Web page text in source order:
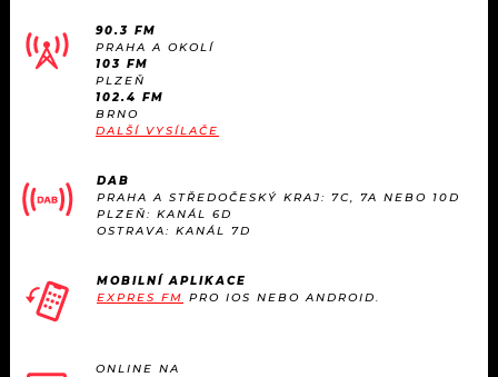
90.3 FM
PRAHA A OKOLÍ
103 FM
PLZEŇ
102.4 FM
BRNO
DALŠÍ VYSÍLAČE
DAB
PRAHA A STŘEDOČESKÝ KRAJ: 7C, 7A NEBO 10D
PLZEŇ: KANÁL 6D
OSTRAVA: KANÁL 7D
MOBILNÍ APLIKACE
EXPRES FM PRO IOS NEBO ANDROID.
ONLINE NA